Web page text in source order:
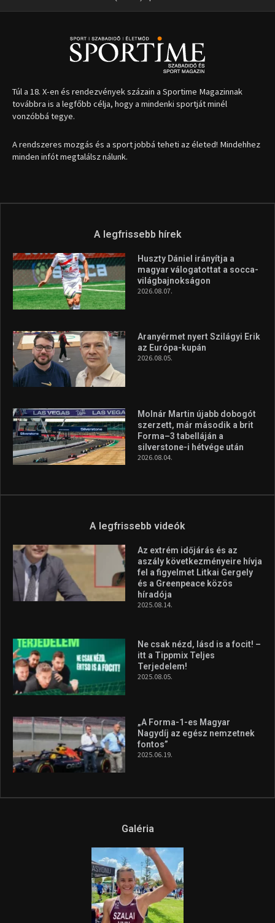
Túl a 18. X-en és rendezvények százain a Sportime Magazinnak
továbbra is a legfőbb célja, hogy a mindenki sportját minél
vonzóbbá tegye.
A rendszeres mozgás és a sport jobbá teheti az életed! Mindehhez
minden infót megtalálsz nálunk.
A legfrissebb hírek
Huszty Dániel irányítja a
magyar válogatottat a socca-
világbajnokságon
2026.08.07.
Aranyérmet nyert Szilágyi Erik
az Európa-kupán
2026.08.05.
Molnár Martin újabb dobogót
szerzett, már második a brit
Forma–3 tabelláján a
silverstone-i hétvége után
2026.08.04.
A legfrissebb videók
Az extrém időjárás és az
aszály következményeire hívja
fel a figyelmet Litkai Gergely
és a Greenpeace közös
híradója
2025.08.14.
Ne csak nézd, lásd is a focit! –
itt a Tippmix Teljes
Terjedelem!
2025.08.05.
„A Forma-1-es Magyar
Nagydíj az egész nemzetnek
fontos”
2025.06.19.
Galéria